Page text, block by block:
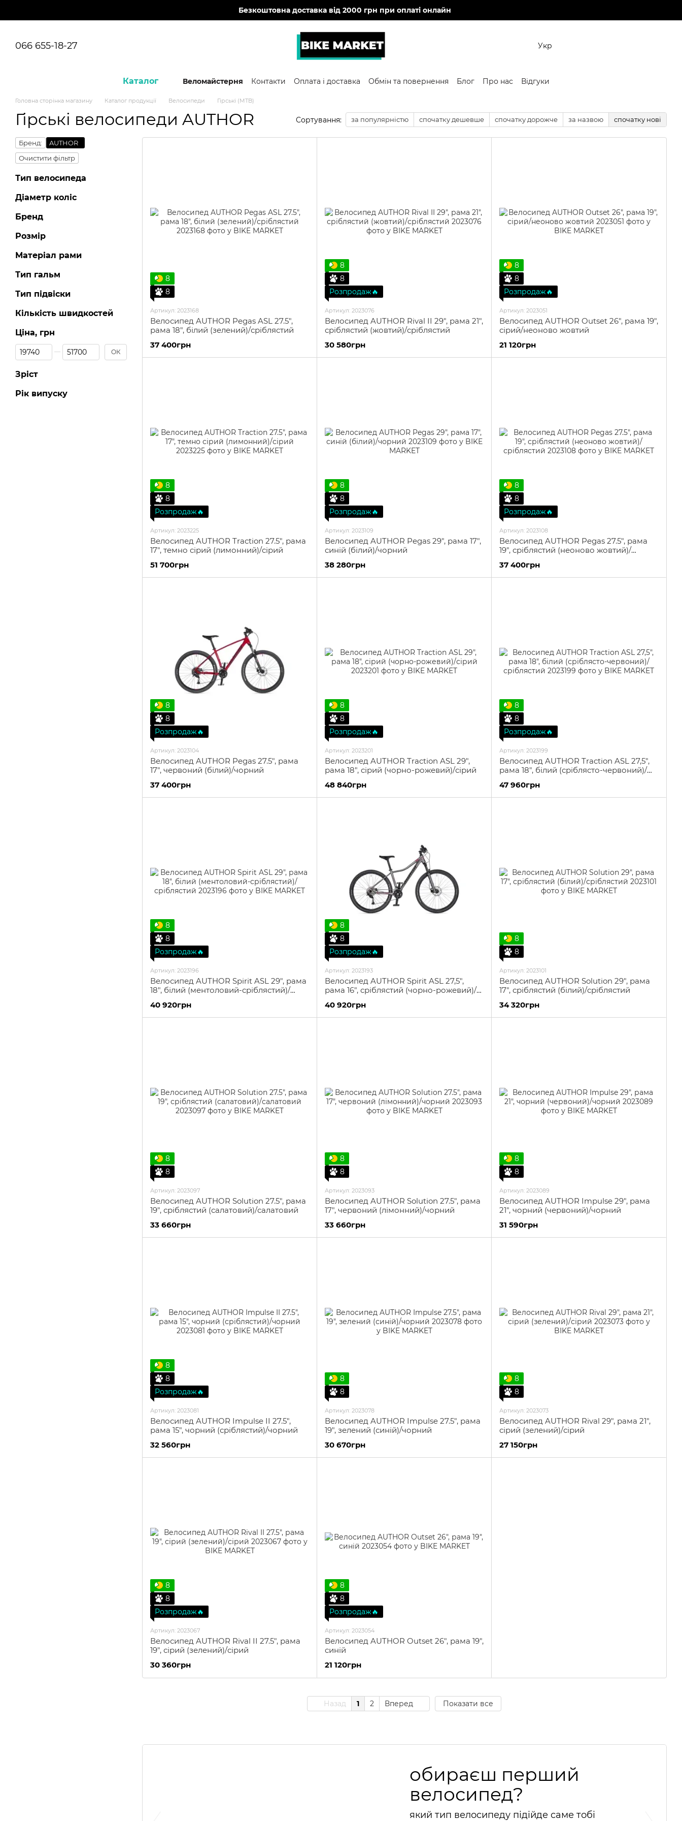
Безкоштовна доставка від 2000 грн при оплаті онлайн
066 655-18-27 Укр
Каталог Веломайстерня Контакти Оплата і доставка Обмін та повернення Блог Про нас Відгуки
Головна сторінка магазину Каталог продукції Велосипеди Гірські (MTB)
Гірські велосипеди AUTHOR Сортування: за популярністю спочатку дешевше спочатку дорожче за назвою спочатку нові
8
8
Артикул: 2023168
Велосипед AUTHOR Pegas ASL 27.5",
рама 18", білий (зелений)/сріблястий
37 400грн
8
8
Розпродаж🔥
Артикул: 2023076
Велосипед AUTHOR Rival II 29", рама 21",
сріблястий (жовтий)/сріблястий
30 580грн
8
8
Розпродаж🔥
Артикул: 2023051
Велосипед AUTHOR Outset 26", рама 19",
сірий/неоново жовтий
21 120грн
8
8
Розпродаж🔥
Артикул: 2023225
Велосипед AUTHOR Traction 27.5", рама
17", темно сірий (лимонний)/сірий
51 700грн
8
8
Розпродаж🔥
Артикул: 2023109
Велосипед AUTHOR Pegas 29", рама 17",
синій (білий)/чорний
38 280грн
8
8
Розпродаж🔥
Артикул: 2023108
Велосипед AUTHOR Pegas 27.5", рама
19", сріблястий (неоново жовтий)/
37 400грн
8
8
Розпродаж🔥
Артикул: 2023104
Велосипед AUTHOR Pegas 27.5", рама
17", червоний (білий)/чорний
37 400грн
8
8
Розпродаж🔥
Артикул: 2023201
Велосипед AUTHOR Traction ASL 29",
рама 18", сірий (чорно-рожевий)/сірий
48 840грн
8
8
Розпродаж🔥
Артикул: 2023199
Велосипед AUTHOR Traction ASL 27,5",
рама 18", білий (сріблясто-червоний)/
47 960грн
8
8
Розпродаж🔥
Артикул: 2023196
Велосипед AUTHOR Spirit ASL 29", рама
18", білий (ментоловий-сріблястий)/
40 920грн
8
8
Розпродаж🔥
Артикул: 2023193
Велосипед AUTHOR Spirit ASL 27,5",
рама 16", сріблястий (чорно-рожевий)/
40 920грн
8
8
Артикул: 2023101
Велосипед AUTHOR Solution 29", рама
17", сріблястий (білий)/сріблястий
34 320грн
8
8
Артикул: 2023097
Велосипед AUTHOR Solution 27.5", рама
19", сріблястий (салатовий)/салатовий
33 660грн
8
8
Артикул: 2023093
Велосипед AUTHOR Solution 27.5", рама
17", червоний (лімонний)/чорний
33 660грн
8
8
Артикул: 2023089
Велосипед AUTHOR Impulse 29", рама
21", чорний (червоний)/чорний
31 590грн
8
8
Розпродаж🔥
Артикул: 2023081
Велосипед AUTHOR Impulse II 27.5",
рама 15", чорний (сріблястий)/чорний
32 560грн
8
8
Артикул: 2023078
Велосипед AUTHOR Impulse 27.5", рама
19", зелений (синій)/чорний
30 670грн
8
8
Артикул: 2023073
Велосипед AUTHOR Rival 29", рама 21",
сірий (зелений)/сірий
27 150грн
8
8
Розпродаж🔥
Артикул: 2023067
Велосипед AUTHOR Rival II 27.5", рама
19", сірий (зелений)/сірий
30 360грн
8
8
Розпродаж🔥
Артикул: 2023054
Велосипед AUTHOR Outset 26", рама 19",
синій
21 120грн
Назад 1 2 Вперед Показати все
обираєш перший
велосипед?
який тип велосипеду підійде саме тобі
Бренд:
AUTHOR
Очистити фільтр
Тип велосипеда
Діаметр коліс
Бренд
Розмір
Матеріал рами
Тип гальм
Тип підвіски
Кількість швидкостей
Ціна, грн
Від Ціна, грн
До Ціна, грн ОК
Зріст
Рік випуску